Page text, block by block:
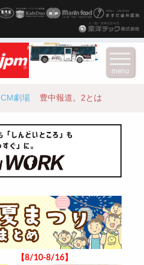
CM劇場 豊中報道。2とは
【8/10-8/16】
menu